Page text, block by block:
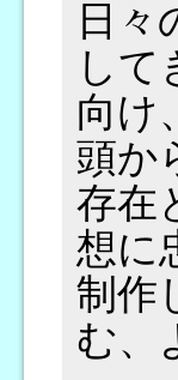
日々
して
向け
頭か
存在
想に
制作
む、